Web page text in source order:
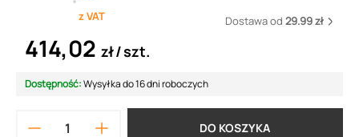
z VAT Dostawa od 29.99 zł
414,02 zł szt.
Dostępność:Wysyłka do 16 dni roboczych
DO KOSZYKA